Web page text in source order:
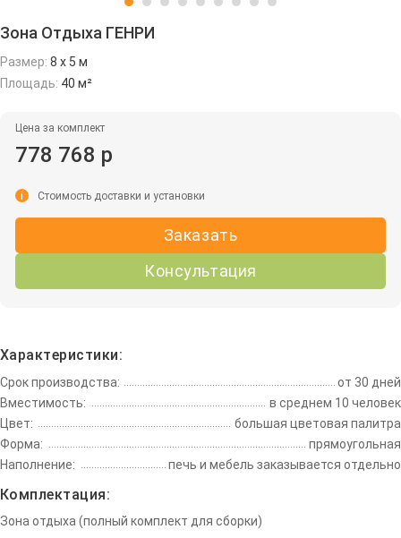
Зона Отдыха ГЕНРИ
Размер: 8 х 5 м
Площадь: 40 м²
Цена за комплект
778 768 р
Заказать
Консультация
i Стоимость доставки и установки
Характеристики:
Срок производства:
от 30 дней
Вместимость:
в среднем 10 человек
Цвет:
большая цветовая палитра
Форма:
прямоугольная
Наполнение:
печь и мебель заказывается отдельно
Комплектация:
Зона отдыха (полный комплект для сборки)